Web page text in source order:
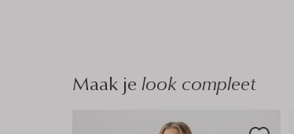
Maak je look compleet